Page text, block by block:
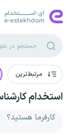
مرتبط‌ترین
استخدام
کارفرما هستید؟